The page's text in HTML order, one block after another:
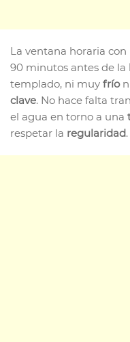
La ventana horaria
90 minutos antes de la
templado, ni muy frío
clave. No hace falta
el agua en torno a una
respetar la regularidad.